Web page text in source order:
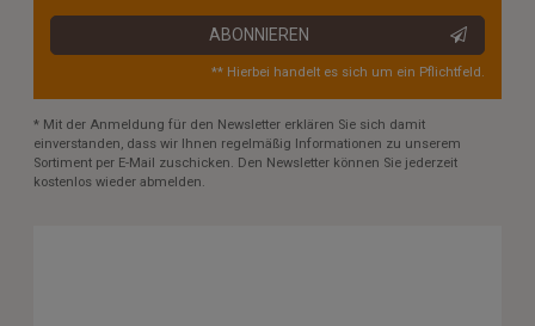
ABONNIEREN
** Hierbei handelt es sich um ein Pflichtfeld.
* Mit der Anmeldung für den Newsletter erklären Sie sich damit
einverstanden, dass wir Ihnen regelmäßig Informationen zu unserem
Sortiment per E-Mail zuschicken. Den Newsletter können Sie jederzeit
kostenlos wieder abmelden.